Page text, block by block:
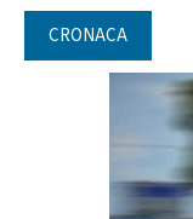
CRONACA